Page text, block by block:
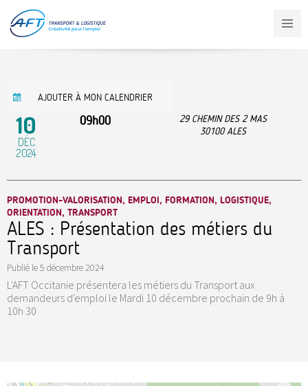
contenu
principal
AJOUTER À MON CALENDRIER
10
DÉC
2024
09h00
29 CHEMIN DES 2 MAS
30100 ALES
PROMOTION-VALORISATION, EMPLOI, FORMATION, LOGISTIQUE,
ORIENTATION, TRANSPORT
ALES : Présentation des métiers du
Transport
Publié le5 décembre 2024
L'AFT Occitanie présentera les métiers du Transport aux
demandeurs d'emploi le Mardi 10 décembre prochain de 9h à
10h 30